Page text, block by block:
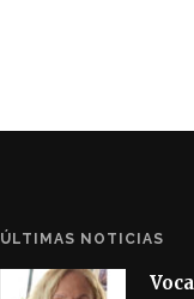
ÚLTIMAS NOTICIAS